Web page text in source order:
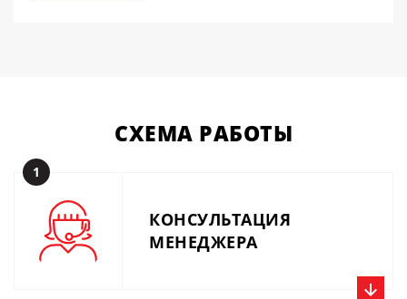
СХЕМА РАБОТЫ
1
КОНСУЛЬТАЦИЯ
МЕНЕДЖЕРА